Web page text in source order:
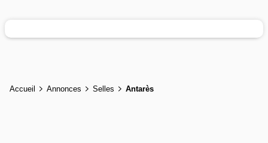
Accueil Annonces Selles Antarès